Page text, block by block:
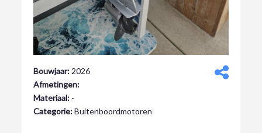
Bouwjaar: 2026
Afmetingen:
Materiaal: -
Categorie:Buitenboordmotoren